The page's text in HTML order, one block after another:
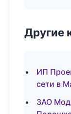
Другие
ИП
сети в
ЗАО